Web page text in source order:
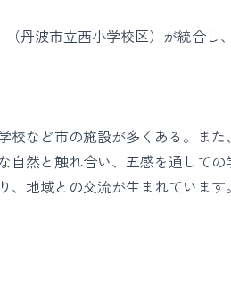
丹波市立西小学校区）が統合し
など市の施設が多くある。また
自然と触れ合い、五感を通しての
地域との交流が生まれています。